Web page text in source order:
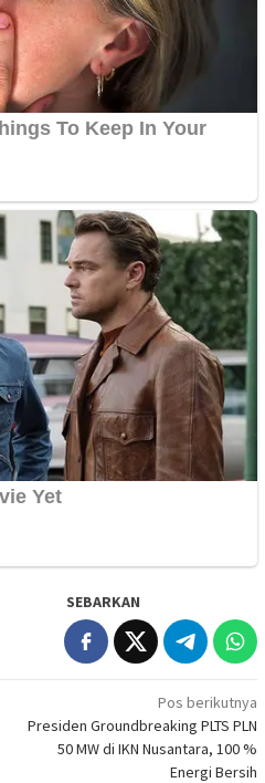
SEBARKAN
Pos berikutnya
Presiden Groundbreaking PLTS PLN
50 MW di IKN Nusantara, 100 %
Energi Bersih